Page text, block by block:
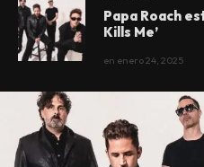
Papa Roach
Kills Me’
en enero 24, 2025